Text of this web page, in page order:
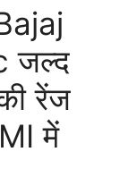
जल्द
रेंज
में